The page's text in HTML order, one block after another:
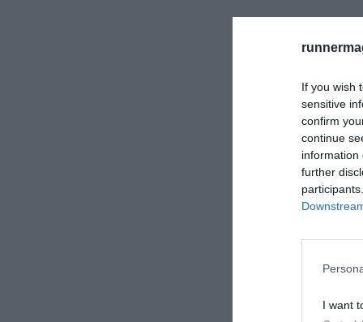
If you wish
sensitive
confirm
continue
information
further
I want